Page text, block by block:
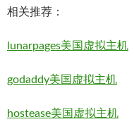
相关推荐：
lunarpages美国虚拟主机
godaddy美国虚拟主机
hostease美国虚拟主机